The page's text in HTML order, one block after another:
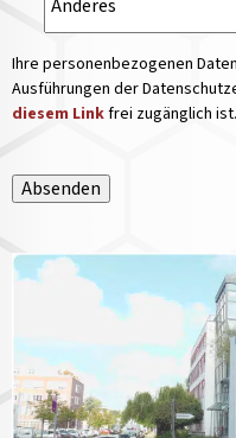
Ihre personenbezogenen
Ausführungen der
diesem Linkfrei zugänglich ist.
Absenden